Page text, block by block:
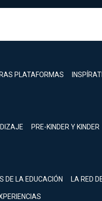
PLATAFORMAS
PRE-KINDER Y KINDER
DE LA EDUCACIÓN LA RED